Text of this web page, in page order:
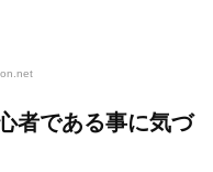
者である事に気づ